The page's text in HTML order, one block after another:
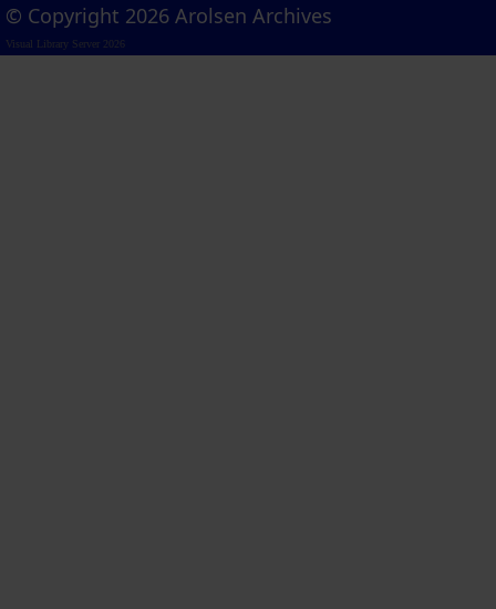
© Copyright 2026 Arolsen Archives
Visual Library Server 2026